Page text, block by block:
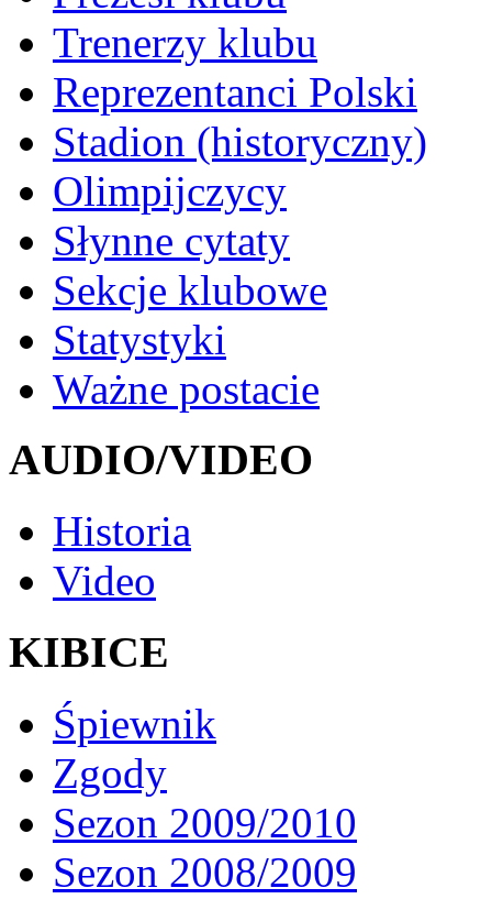
Trenerzy klubu
Reprezentanci Polski
Stadion (historyczny)
Olimpijczycy
Słynne cytaty
Sekcje klubowe
Statystyki
Ważne postacie
AUDIO/VIDEO
Historia
Video
KIBICE
Śpiewnik
Zgody
Sezon 2009/2010
Sezon 2008/2009